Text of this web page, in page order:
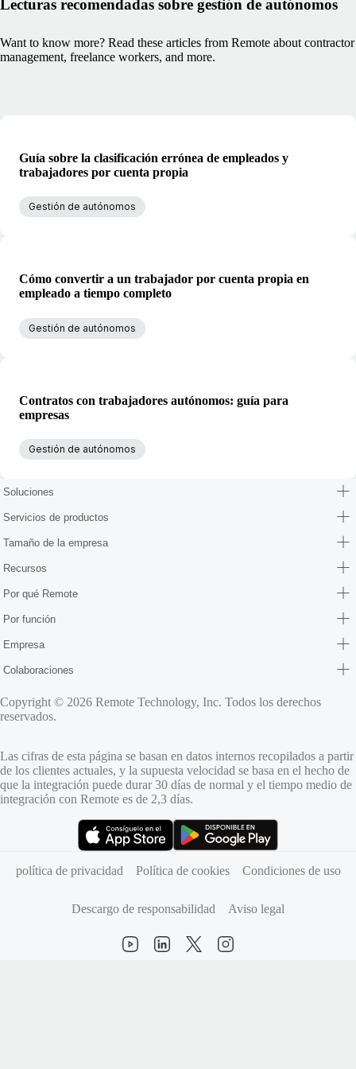
Lecturas recomendadas sobre gestión de autónomos
Want to know more? Read these articles from Remote about contractor
management, freelance workers, and more.
Guía sobre la clasificación errónea de empleados y
trabajadores por cuenta propia
Gestión de autónomos
Cómo convertir a un trabajador por cuenta propia en
empleado a tiempo completo
Gestión de autónomos
Contratos con trabajadores autónomos: guía para
empresas
Gestión de autónomos
Soluciones
Servicios de productos
Tamaño de la empresa
Recursos
Por qué Remote
Por función
Empresa
Colaboraciones
Copyright © 2026 Remote Technology, Inc. Todos los derechos
reservados.
Las cifras de esta página se basan en datos internos recopilados a partir
de los clientes actuales, y la supuesta velocidad se basa en el hecho de
que la integración puede durar 30 días de normal y el tiempo medio de
integración con Remote es de 2,3 días.
política de privacidad
Política de cookies Condiciones de uso
Descargo de responsabilidad Aviso legal